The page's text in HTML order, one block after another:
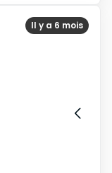
Il y a 6 mois